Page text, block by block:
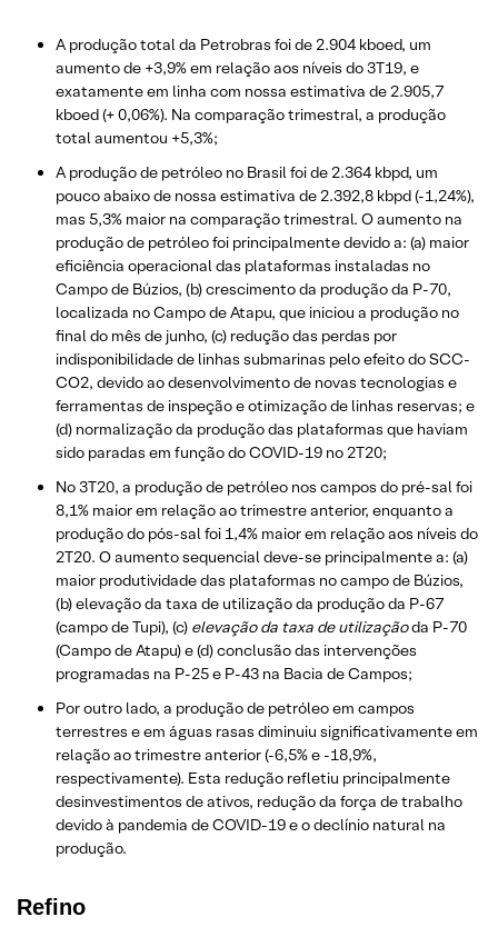
A produção total da Petrobras foi de 2.904 kboed, um
aumento de +3,9% em relação aos níveis do 3T19, e
exatamente em linha com nossa estimativa de 2.905,7
kboed (+ 0,06%). Na comparação trimestral, a produção
total aumentou +5,3%;
A produção de petróleo no Brasil foi de 2.364 kbpd, um
pouco abaixo de nossa estimativa de 2.392,8 kbpd (-1,24%),
mas 5,3% maior na comparação trimestral. O aumento na
produção de petróleo foi principalmente devido a: (a) maior
eficiência operacional das plataformas instaladas no
Campo de Búzios, (b) crescimento da produção da P-70,
localizada no Campo de Atapu, que iniciou a produção no
final do mês de junho, (c) redução das perdas por
indisponibilidade de linhas submarinas pelo efeito do SCC-
CO2, devido ao desenvolvimento de novas tecnologias e
ferramentas de inspeção e otimização de linhas reservas; e
(d) normalização da produção das plataformas que haviam
sido paradas em função do COVID-19 no 2T20;
No 3T20, a produção de petróleo nos campos do pré-sal foi
8,1% maior em relação ao trimestre anterior, enquanto a
produção do pós-sal foi 1,4% maior em relação aos níveis do
2T20. O aumento sequencial deve-se principalmente a: (a)
maior produtividade das plataformas no campo de Búzios,
(b) elevação da taxa de utilização da produção da P-67
(campo de Tupi), (c) elevação da taxa de utilizaçãoda P-70
(Campo de Atapu) e (d) conclusão das intervenções
programadas na P-25 e P-43 na Bacia de Campos;
Por outro lado, a produção de petróleo em campos
terrestres e em águas rasas diminuiu significativamente em
relação ao trimestre anterior (-6,5% e -18,9%,
respectivamente). Esta redução refletiu principalmente
desinvestimentos de ativos, redução da força de trabalho
devido à pandemia de COVID-19 e o declínio natural na
produção.
Refino